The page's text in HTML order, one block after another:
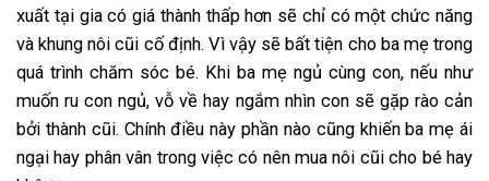
xuất tại gia có giá thành thấp hơn sẽ chỉ có một chức năng
và khung nôi cũi cố định. Vì vậy sẽ bất tiện cho ba mẹ trong
quá trình chăm sóc bé. Khi ba mẹ ngủ cùng con, nếu như
muốn ru con ngủ, vỗ về hay ngắm nhìn con sẽ gặp rào cản
bởi thành cũi. Chính điều này phần nào cũng khiến ba mẹ ái
ngại hay phân vân trong việc có nên mua nôi cũi cho bé hay